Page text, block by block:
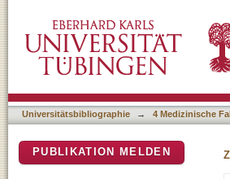
Universitätsbibliographie → 4 Medizinische
PUBLIKATION MELDEN